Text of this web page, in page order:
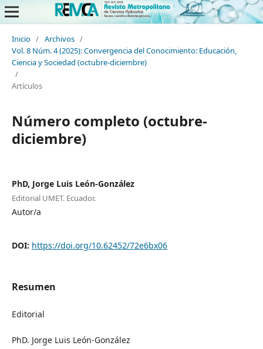
Inicio / Archivos /
Vol. 8 Núm. 4 (2025): Convergencia del Conocimiento: Educación,
Ciencia y Sociedad (octubre-diciembre)
/
Artículos
Número completo (octubre-
diciembre)
PhD, Jorge Luis León-González
Editorial UMET. Ecuador.
Autor/a
DOI: https://doi.org/10.62452/72e6bx06
Resumen
Editorial
PhD. Jorge Luis León-González